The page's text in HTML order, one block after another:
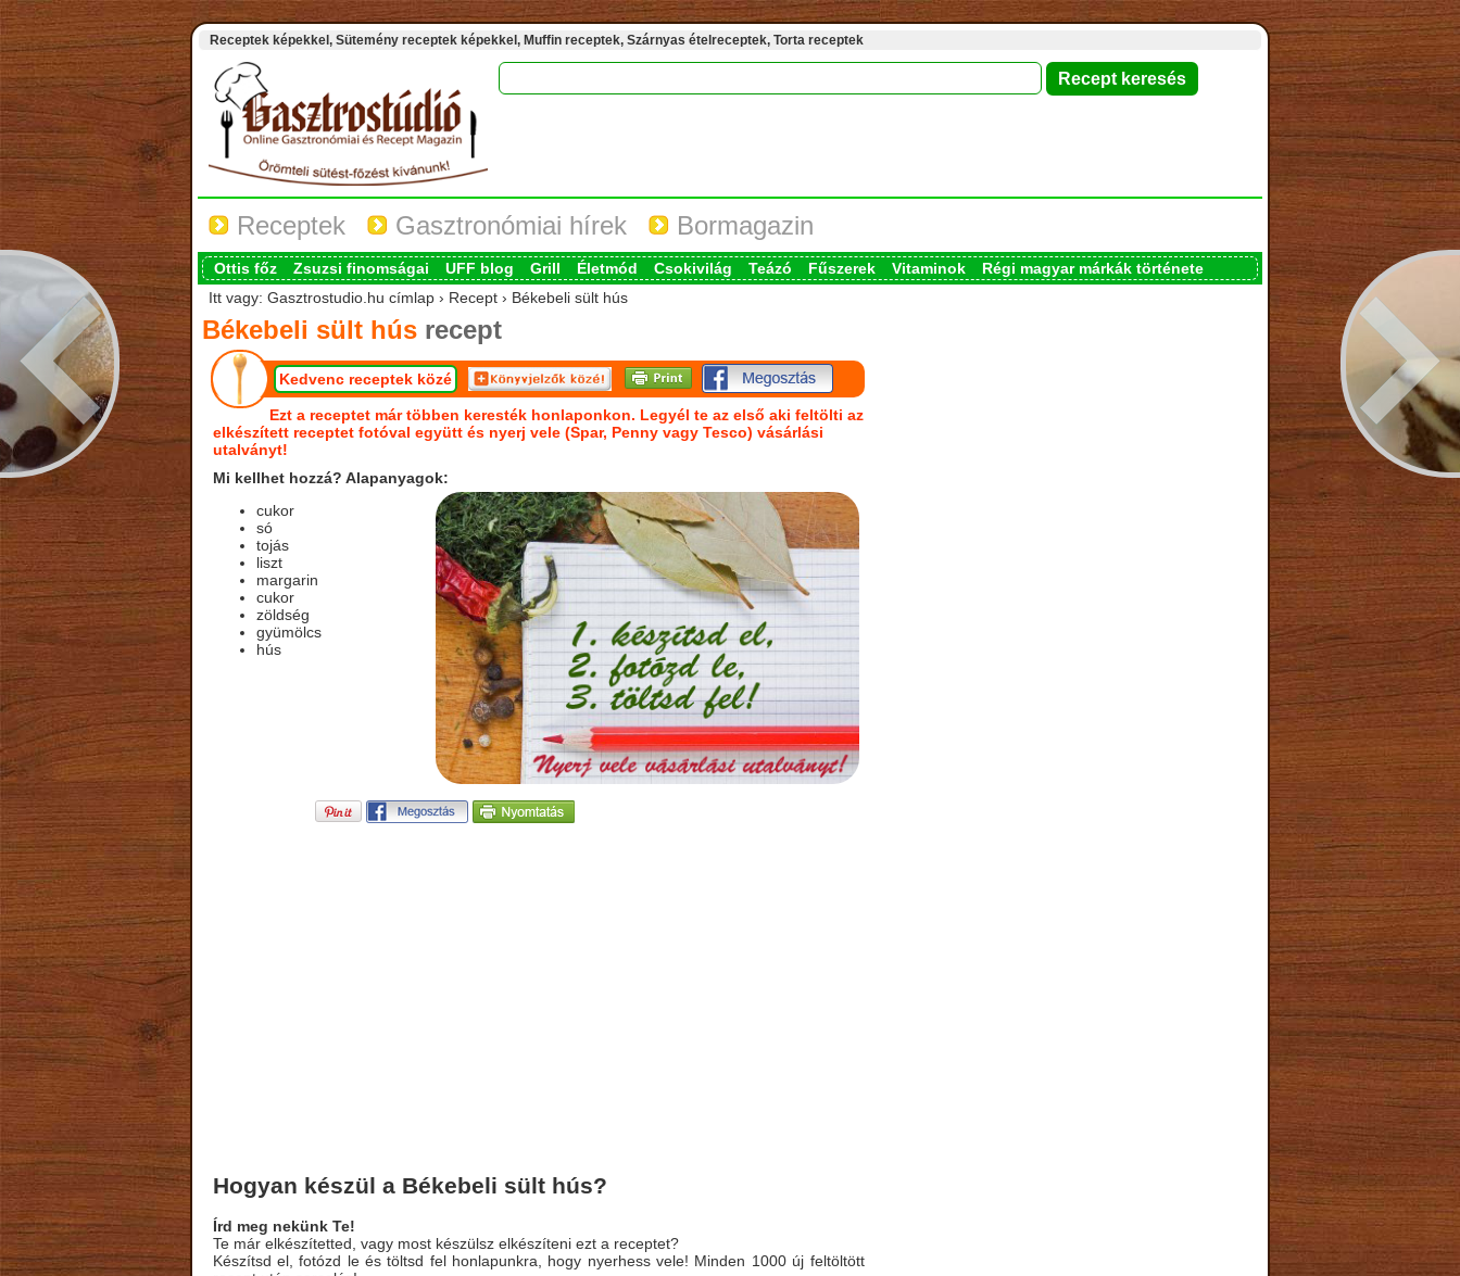
Receptek képekkel, Sütemény receptek képekkel, Muffin receptek, Szárnyas ételreceptek, Torta receptek
Receptek Gasztronómiai hírek Bormagazin
Ottis főz Zsuzsi finomságai UFF blog Grill Életmód Csokivilág Teázó Fűszerek Vitaminok
Régi magyar márkák története
Itt vagy: Gasztrostudio.hu címlap › Recept › Békebeli sült hús
Békebeli sült húsrecept
Kedvenc receptek közé
Ezt a receptet már többen keresték honlaponkon. Legyél te az első aki feltölti az
elkészített receptet fotóval együtt és nyerj vele (Spar, Penny vagy Tesco) vásárlási
utalványt!
Mi kellhet hozzá? Alapanyagok:
cukor
só
tojás
liszt
margarin
cukor
zöldség
gyümölcs
hús
Hogyan készül a Békebeli sült hús?
Írd meg nekünk Te!
Te már elkészítetted, vagy most készülsz elkészíteni ezt a receptet?
Készítsd el, fotózd le és töltsd fel honlapunkra, hogy nyerhess vele! Minden 1000 új feltöltött